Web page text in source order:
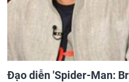
Đạo diễn 'Spider-Man: